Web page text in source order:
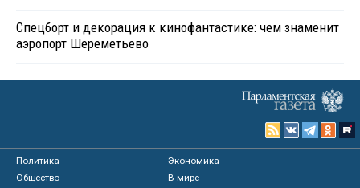
Спецборт и декорация к кинофантастике: чем знаменит
аэропорт Шереметьево
Политика
Экономика
Общество
В мире